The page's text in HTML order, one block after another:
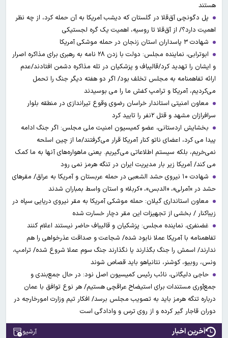
هستند
پل دگونچی آق‌قلا در گلستان که دیشب آمریکا به آن حمله کرد، از چه نظر
اهمیت دارد؟/ از آق‌قلا تا روسیه، اهمیت یک گره لجستیکی
شهادت ۳ ‌پاسداران استان زنجان در حمله موشکی آمریکا
ابوترابی، نماینده مجلس: دولت با زدن ۲۸ نامه به رهبری برای مذاکره اصرار
و ایشان را تهدید کرد/قالیباف و پزشکیان در تله مذاکره دشمن افتادند/عدم
ارائه تفاهمنامه به مجلس تخلف بود/ اگر دو هفته دیگر جنگ را تحمل
می‌کردیم، آمریکا و ترامپ کفش ما را می بوسیدند
معاون امنیتی استاندار خراسان رضوی وقوع تیراندازی در منطقه بلوار
سرافرازان مشهد و قتل ۲نفر را تایید کرد
بخشایش اردستانی، عضو کمیسیون امنیت ملی مجلس: اگر جنگ ادامه
پیدا می کرد، اعضای ناتو کنار آمریکا قرار می‌گرفتند/ما از چین اسلحه
نمی‌خریم، بلکه سیستم اطلاعاتی می‌گیریم. یعنی ماهواره‌های آنها به ما کمک
می کند/ آمریکا زیر بار مدیریت ایران در تنگه هرمز نمی رود
شهادت ۱۰ نیروی حشد الشعبی در حمله عربستان و آمریکا به عراق/ مقرهای
حشد در »آمرلی»، «الدبس»، «کربلا« و استان واسط بمباران شدند
معاون استانداری گیلان: حمله موشکی آمریکا به مقر نیروی دریایی سپاه در
زیباکنار / بخشی از تجهیزات این مقر دچار خسارت شده
غضنفری، نماینده مجلس: پزشکیان و قالیباف حاضر نیستند اعلام کنند
تفاهمنامه با آمریکا عملا نابود شده/ شجاعت و صداقت عذرخواهی را هم
ندارند/ اسمش را جنگ بگذارند یا نگذارند جنگ سوم عملا شروع شده/ ترامپ،
ونس، روبیو، کوشنر، نتانیاهو باید قصاص شوند
حاجی دلیگانی، نائب رئیس کمیسیون اصل نود: در حال جمع‌بندی و
جمع‌آوری مستندات برای استیضاح عراقچی هستیم/ هر نوع توافق با عمان
درباره تنگه هرمز باید به تصویب مجلس برسد/ افکار تیم وزارت امورخارجه در
دوران قاجار گیر کرده و از روی ترس و وادادگی است
آخرین اخبار آرشیو